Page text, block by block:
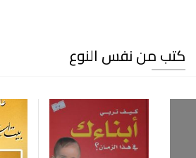
كتب من نفس النوع